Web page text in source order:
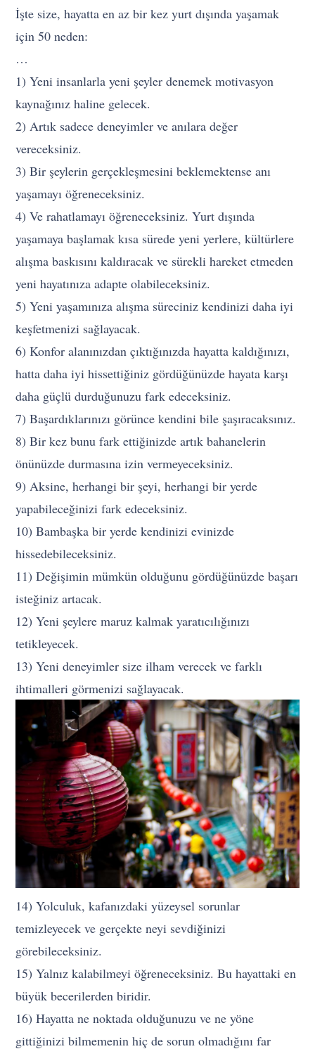
İşte size, hayatta en az bir kez yurt dışında yaşamak
için 50 neden:
…
1) Yeni insanlarla yeni şeyler denemek motivasyon
kaynağınız haline gelecek.
2) Artık sadece deneyimler ve anılara değer
vereceksiniz.
3) Bir şeylerin gerçekleşmesini beklemektense anı
yaşamayı öğreneceksiniz.
4) Ve rahatlamayı öğreneceksiniz. Yurt dışında
yaşamaya başlamak kısa sürede yeni yerlere, kültürlere
alışma baskısını kaldıracak ve sürekli hareket etmeden
yeni hayatınıza adapte olabileceksiniz.
5) Yeni yaşamınıza alışma süreciniz kendinizi daha iyi
keşfetmenizi sağlayacak.
6) Konfor alanınızdan çıktığınızda hayatta kaldığınızı,
hatta daha iyi hissettiğiniz gördüğünüzde hayata karşı
daha güçlü durduğunuzu fark edeceksiniz.
7) Başardıklarınızı görünce kendini bile şaşıracaksınız.
8) Bir kez bunu fark ettiğinizde artık bahanelerin
önünüzde durmasına izin vermeyeceksiniz.
9) Aksine, herhangi bir şeyi, herhangi bir yerde
yapabileceğinizi fark edeceksiniz.
10) Bambaşka bir yerde kendinizi evinizde
hissedebileceksiniz.
11) Değişimin mümkün olduğunu gördüğünüzde başarı
isteğiniz artacak.
12) Yeni şeylere maruz kalmak yaratıcılığınızı
tetikleyecek.
13) Yeni deneyimler size ilham verecek ve farklı
ihtimalleri görmenizi sağlayacak.
14) Yolculuk, kafanızdaki yüzeysel sorunlar
temizleyecek ve gerçekte neyi sevdiğinizi
görebileceksiniz.
15) Yalnız kalabilmeyi öğreneceksiniz. Bu hayattaki en
büyük becerilerden biridir.
16) Hayatta ne noktada olduğunuzu ve ne yöne
gittiğinizi bilmemenin hiç de sorun olmadığını far